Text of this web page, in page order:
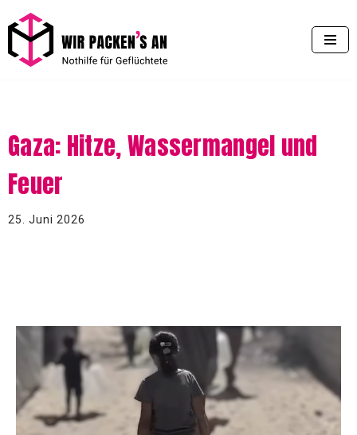
Zum
Inhalt
Gaza: Hitze, Wassermangel und
Feuer
25. Juni 2026